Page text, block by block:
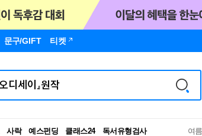
문구/GIFT 티켓
사락 예스펀딩 클래스24
독서유형검사
여